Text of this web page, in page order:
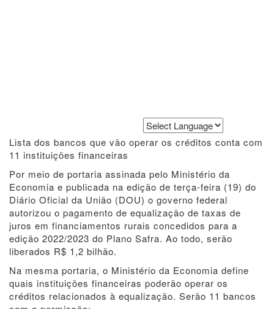
Powered by Translate
Lista dos bancos que vão operar os créditos conta com
11 instituições financeiras
Por meio de portaria assinada pelo Ministério da
Economia e publicada na edição de terça-feira (19) do
Diário Oficial da União (DOU) o governo federal
autorizou o pagamento de equalização de taxas de
juros em financiamentos rurais concedidos para a
edição 2022/2023 do Plano Safra. Ao todo, serão
liberados R$ 1,2 bilhão.
Na mesma portaria, o Ministério da Economia define
quais instituições financeiras poderão operar os
créditos relacionados à equalização. Serão 11 bancos